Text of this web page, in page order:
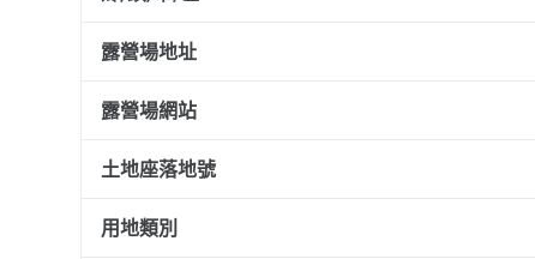
露營場地址
露營場網站
土地座落地號
用地類別